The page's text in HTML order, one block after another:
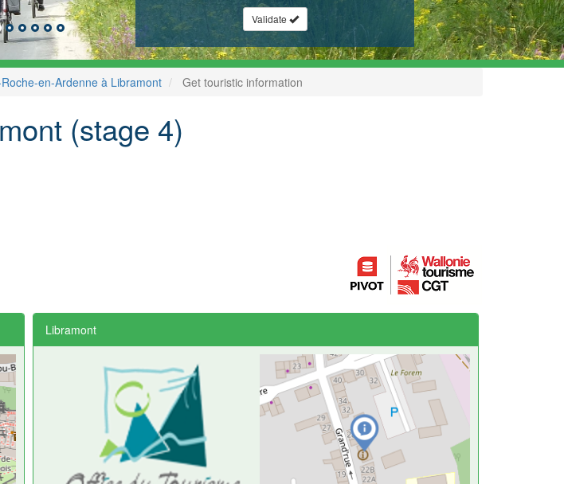
Validate
en-Ardenne à Libramont Get touristic information
(stage 4)
Libramont